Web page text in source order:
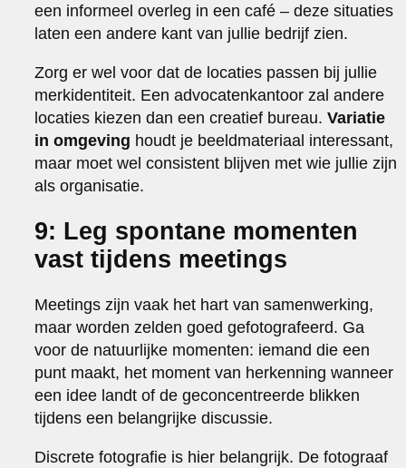
een informeel overleg in een café – deze situaties
laten een andere kant van jullie bedrijf zien.
Zorg er wel voor dat de locaties passen bij jullie
merkidentiteit. Een advocatenkantoor zal andere
locaties kiezen dan een creatief bureau.Variatie
in omgeving houdt je beeldmateriaal interessant,
maar moet wel consistent blijven met wie jullie zijn
als organisatie.
9: Leg spontane momenten
vast tijdens meetings
Meetings zijn vaak het hart van samenwerking,
maar worden zelden goed gefotografeerd. Ga
voor de natuurlijke momenten: iemand die een
punt maakt, het moment van herkenning wanneer
een idee landt of de geconcentreerde blikken
tijdens een belangrijke discussie.
Discrete fotografie is hier belangrijk. De fotograaf